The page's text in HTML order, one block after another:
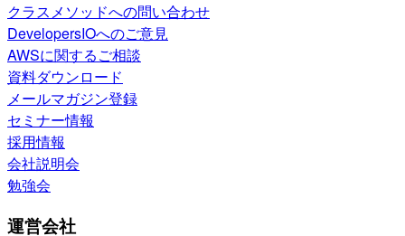
クラスメソッドへの問い合わせ
DevelopersIOへのご意見
AWSに関するご相談
資料ダウンロード
メールマガジン登録
セミナー情報
採用情報
会社説明会
勉強会
運営会社